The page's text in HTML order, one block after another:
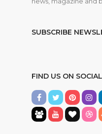
SUBSCRIBE
FIND US ON